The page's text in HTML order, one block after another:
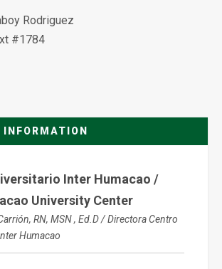
Rodriguez
#1784
Inter Humacao /
University Center
RN, MSN , Ed.D / Directora Centro
Humacao